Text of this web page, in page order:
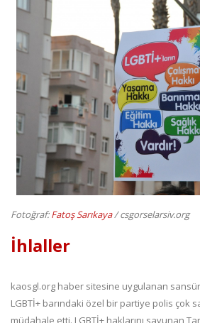
Fotoğraf:Fatoş Sarıkaya/ csgorselarsiv.org
İhlaller
kaosgl.org haber sitesine uygulanan
LGBTİ+ barındaki özel bir partiye polis çok
müdahale etti. LGBTİ+ haklarını savunan